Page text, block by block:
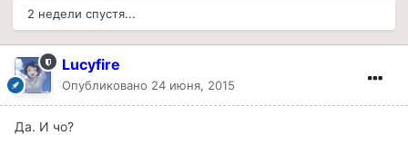
2 недели спустя...
Lucyfire
Опубликовано 24 июня, 2015
Да. И чо?